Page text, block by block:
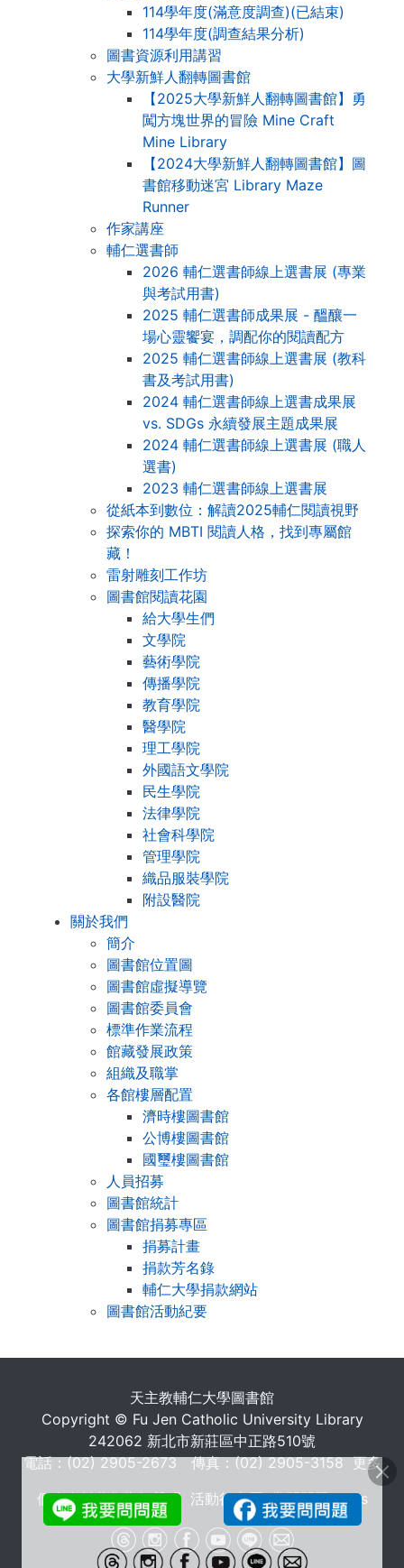
114學年度(滿意度調查)(已結束)
114學年度(調查結果分析)
圖書資源利用講習
大學新鮮人翻轉圖書館
【2025大學新鮮人翻轉圖書館】勇
闖方塊世界的冒險 Mine Craft
Mine Library
【2024大學新鮮人翻轉圖書館】圖
書館移動迷宮 Library Maze
Runner
作家講座
輔仁選書師
2026 輔仁選書師線上選書展 (專業
與考試用書)
2025 輔仁選書師成果展 - 醞釀一
場心靈饗宴，調配你的閱讀配方
2025 輔仁選書師線上選書展 (教科
書及考試用書)
2024 輔仁選書師線上選書成果展
vs. SDGs 永續發展主題成果展
2024 輔仁選書師線上選書展 (職人
選書)
2023 輔仁選書師線上選書展
從紙本到數位：解讀2025輔仁閱讀視野
探索你的 MBTI 閱讀人格，找到專屬館
藏！
雷射雕刻工作坊
圖書館閱讀花園
給大學生們
文學院
藝術學院
傳播學院
教育學院
醫學院
理工學院
外國語文學院
民生學院
法律學院
社會科學院
管理學院
織品服裝學院
附設醫院
關於我們
簡介
圖書館位置圖
圖書館虛擬導覽
圖書館委員會
標準作業流程
館藏發展政策
組織及職掌
各館樓層配置
濟時樓圖書館
公博樓圖書館
國璽樓圖書館
人員招募
圖書館統計
圖書館捐募專區
捐募計畫
捐款芳名錄
輔仁大學捐款網站
圖書館活動紀要
天主教輔仁大學圖書館
Copyright © Fu Jen Catholic University Library
242062 新北市新莊區中正路510號
電話：(02) 2905-2673 傳真：(02) 2905-3158更多
個人資料蒐集告知聲明 活動行事曆 常問問題 FAQs